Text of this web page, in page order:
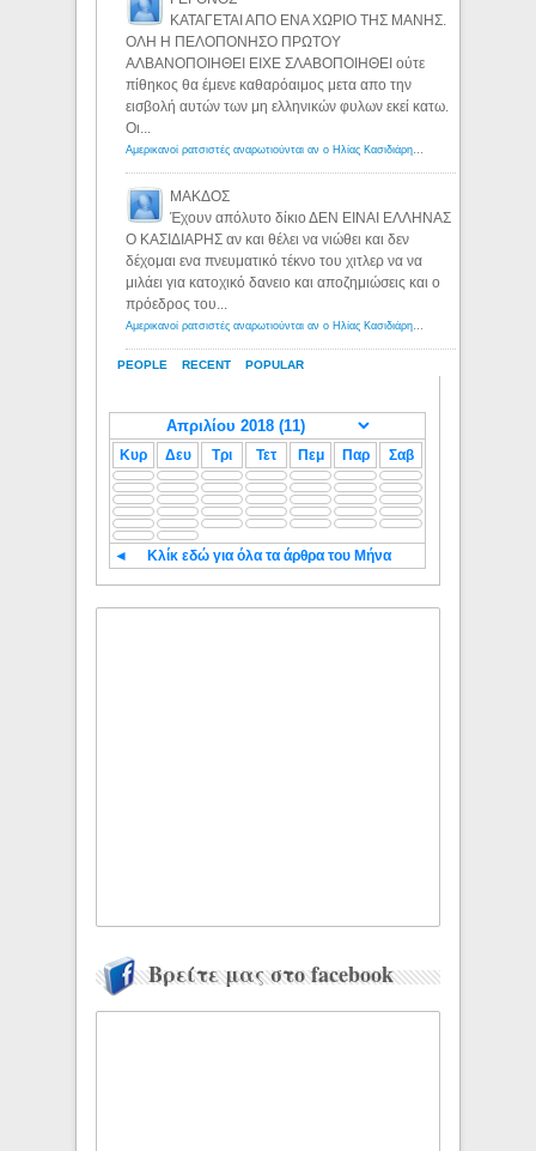
PEOPLE RECENT POPULAR
ΚΑΤΑΓΕΤΑΙ ΑΠΟ ΕΝΑ ΧΩΡΙΟ ΤΗΣ ΜΑΝΗΣ.
ΟΛΗ Η ΠΕΛΟΠΟΝΗΣΟ ΠΡΩΤΟΥ
ΑΛΒΑΝΟΠΟΙΗΘΕΙ ΕΙΧΕ ΣΛΑΒΟΠΟΙΗΘΕΙ ούτε
πίθηκος θα έμενε καθαρόαιμος μετα απο την
εισβολή αυτών των μη ελληνικών φυλων εκεί κατω.
Οι...
ΜΑΚΔΟΣ
Έχουν απόλυτο δίκιο ΔΕΝ ΕΙΝΑΙ ΕΛΛΗΝΑΣ
Ο ΚΑΣΙΔΙΑΡΗΣ αν και θέλει να νιώθει και δεν
δέχομαι ενα πνευματικό τέκνο του χιτλερ να να
μιλάει για κατοχικό δανειο και αποζημιώσεις και ο
πρόεδρος του...
Κυρ Δευ Τρι Τετ Πεμ Παρ Σαβ
◄ Κλίκ εδώ για όλα τα άρθρα του Μήνα
Βρείτε μας στο facebook